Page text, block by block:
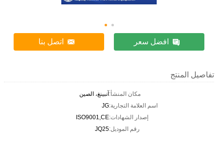
افضل سعر اتصل بنا
تفاصيل المنتج
مكان المنشأ:آنبينغ، الصين
اسم العلامة التجارية:JG
إصدار الشهادات:ISO9001,CE
رقم الموديل:JQ25